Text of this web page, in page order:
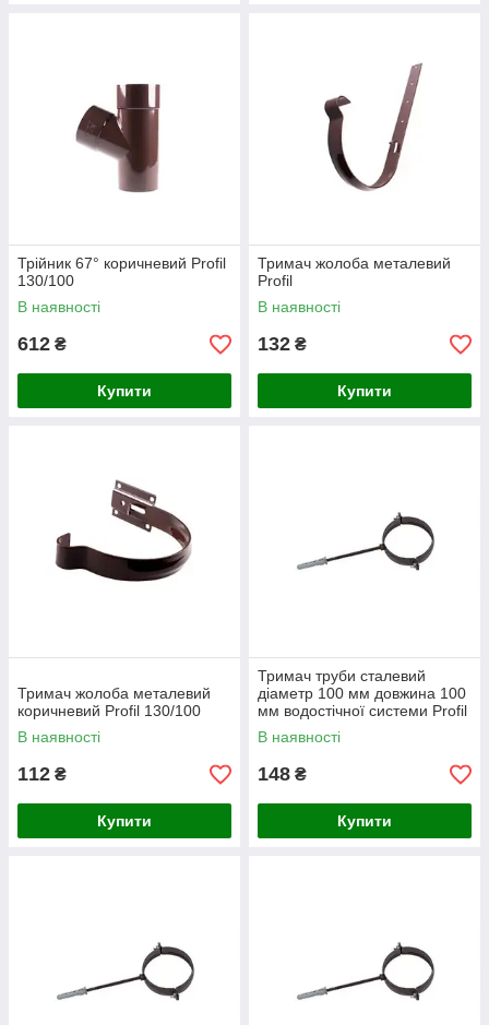
Трійник 67° коричневий Profil
130/100
В наявності
612 ₴
Купити
Тримач жолоба металевий
Profil
В наявності
132 ₴
Купити
Тримач жолоба металевий
коричневий Profil 130/100
В наявності
112 ₴
Купити
Тримач труби сталевий
діаметр 100 мм довжина 100
мм водостічної системи Profil
130 мм Польща
В наявності
148 ₴
Купити